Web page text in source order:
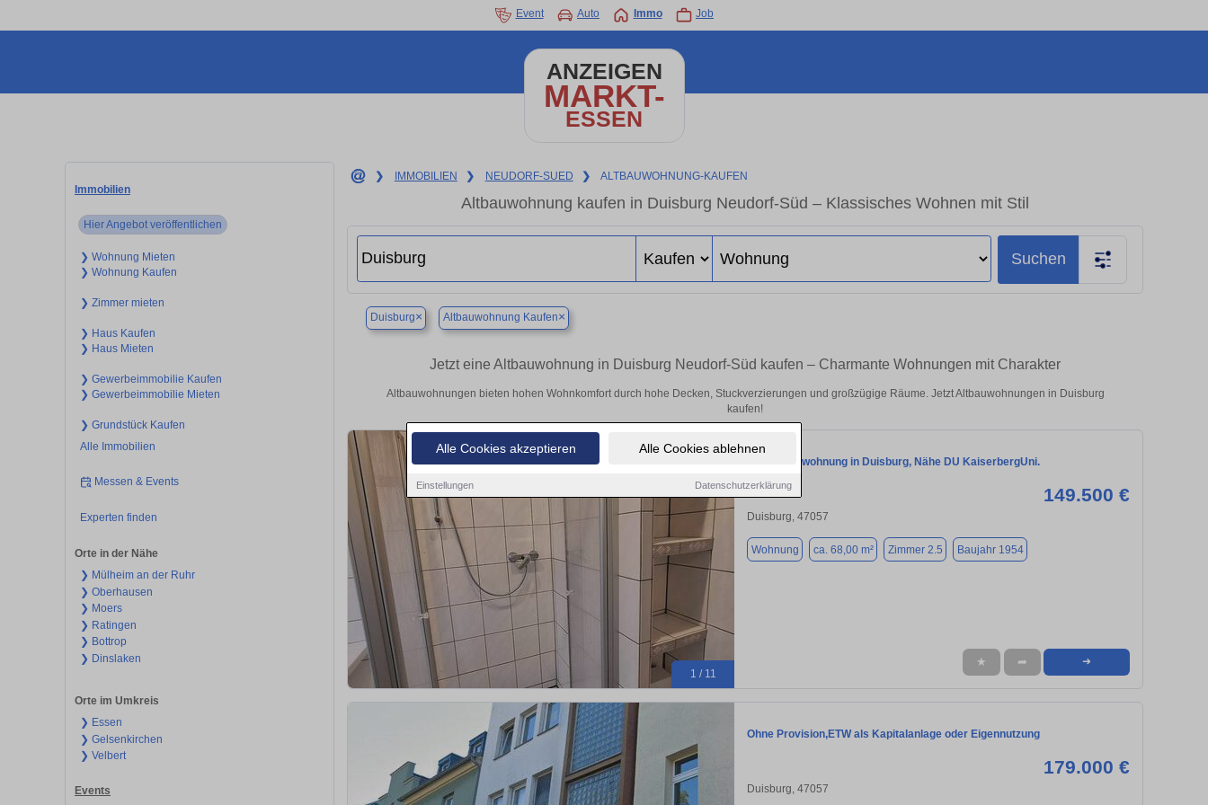
Alle Cookies akzeptieren Alle Cookies ablehnen
Einstellungen Datenschutzerklärung
Event Auto Immo Job
ANZEIGEN
MARKT-
ESSEN
Immobilien
Hier Angebot veröffentlichen
❯ Wohnung Mieten
❯ Wohnung Kaufen
❯ Zimmer mieten
❯ Haus Kaufen
❯ Haus Mieten
❯ Gewerbeimmobilie Kaufen
❯ Gewerbeimmobilie Mieten
❯ Grundstück Kaufen
Alle Immobilien
Messen & Events
Experten finden
Orte in der Nähe
❯ Mülheim an der Ruhr
❯ Oberhausen
❯ Moers
❯ Ratingen
❯ Bottrop
❯ Dinslaken
Orte im Umkreis
❯ Essen
❯ Gelsenkirchen
❯ Velbert
Events
❯ IMMOBILIEN ❯ NEUDORF-SUED ❯ ALTBAUWOHNUNG-KAUFEN
Altbauwohnung kaufen in Duisburg Neudorf-Süd – Klassisches Wohnen mit Stil
Suchen
Duisburg× Altbauwohnung Kaufen×
Jetzt eine Altbauwohnung in Duisburg Neudorf-Süd kaufen – Charmante Wohnungen mit Charakter
Altbauwohnungen bieten hohen Wohnkomfort durch hohe Decken, Stuckverzierungen und großzügige Räume. Jetzt Altbauwohnungen in Duisburg
kaufen!
1 / 11
Eigentumswohnung in Duisburg, Nähe DU KaiserbergUni.
149.500 €
Duisburg, 47057
Wohnung ca. 68,00 m² Zimmer 2.5 Baujahr 1954
★ ➦ ➜
Ohne Provision,ETW als Kapitalanlage oder Eigennutzung
179.000 €
Duisburg, 47057